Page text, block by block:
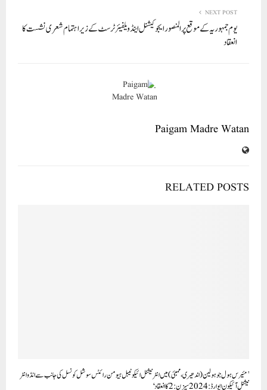
NEXT POST
یوم جمہوریہ کے موقع پر المنصور ایجوکیشنل اینڈ ویلفیئر ٹرسٹ کے زیر اہتمام شعری نشست کا
انعقاد
Paigam Madre Watan
RELATED POSTS
’مئیر س ہول جوہو لین (اندھیری،ممبئی) میں انٹر نیشنل ائیکوٹیبل ہیومن رائٹس سوشل کو نسل کی جانب سے انڈو انٹر
نیشنل آئیکون ایوارڈ:2024 سیزن:2 کا انعقاد‘